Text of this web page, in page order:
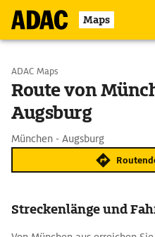
Maps
Start wählen
Ziel eingeben
ADAC Maps
Route von
Augsburg
München - Augsburg
Streckenlänge und